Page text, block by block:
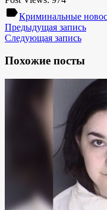
labelКриминальные
Предыдущая запись
Следующая запись
Похожие посты